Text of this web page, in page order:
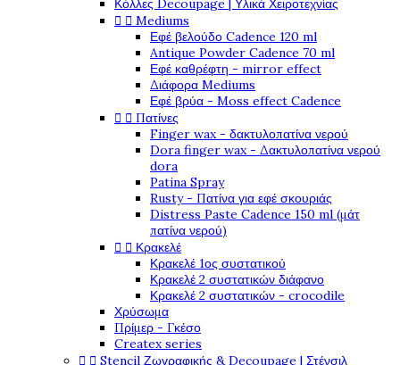
Κόλλες Decoupage | Υλικά Χειροτεχνίας
  Mediums
Εφέ βελούδο Cadence 120 ml
Antique Powder Cadence 70 ml
Εφέ καθρέφτη - mirror effect
Διάφορα Mediums
Εφέ βρύα - Moss effect Cadence
  Πατίνες
Finger wax - δακτυλοπατίνα νερού
Dora finger wax - Δακτυλοπατίνα νερού
dora
Patina Spray
Rusty - Πατίνα για εφέ σκουριάς
Distress Paste Cadence 150 ml (μάτ
πατίνα νερού)
  Κρακελέ
Κρακελέ 1ος συστατικού
Κρακελέ 2 συστατικών διάφανο
Κρακελέ 2 συστατικών - crocodile
Χρύσωμα
Πρίμερ - Γκέσο
Createx series
  Stencil Ζωγραφικής & Decoupage | Στένσιλ